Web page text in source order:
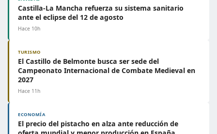
Castilla-La Mancha refuerza su sistema sanitario
ante el eclipse del 12 de agosto
Hace 10h
TURISMO
El Castillo de Belmonte busca ser sede del
Campeonato Internacional de Combate Medieval en
2027
Hace 11h
ECONOMÍA
El precio del pistacho en alza ante reducción de